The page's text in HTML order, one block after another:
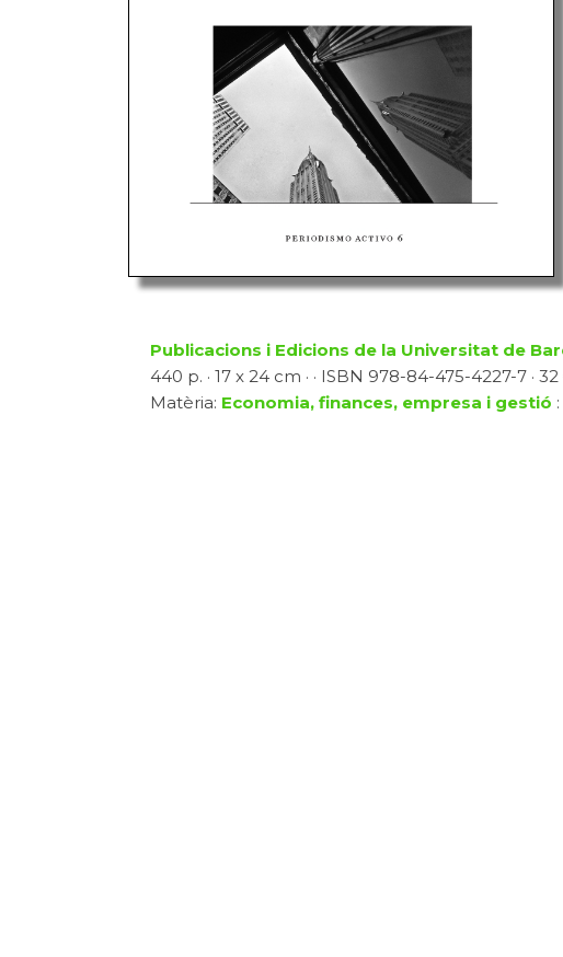
Publicacions i Edicions de la Universitat de
440 p. · 17 x 24 cm · · ISBN 978-84-475-4227-7 ·
Matèria: Economia, finances, empresa i gestió :